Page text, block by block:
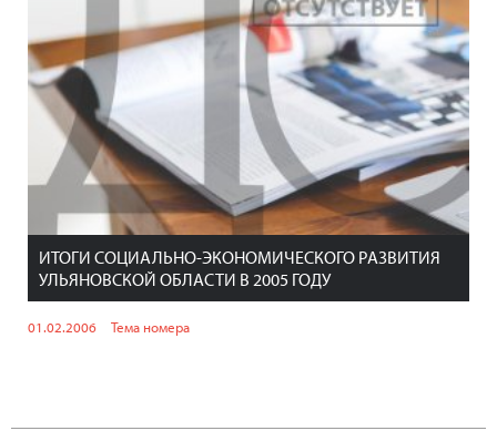
ИТОГИ СОЦИАЛЬНО-ЭКОНОМИЧЕСКОГО РАЗВИТИЯ
УЛЬЯНОВСКОЙ ОБЛАСТИ В 2005 ГОДУ
01.02.2006 Тема номера